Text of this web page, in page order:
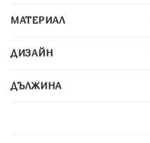
МАТЕРИАЛ
ДИЗАЙН
ДЪЛЖИНА